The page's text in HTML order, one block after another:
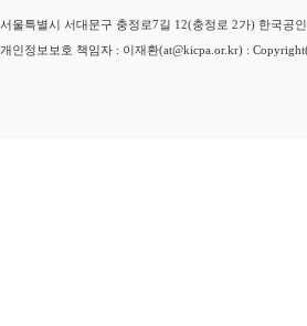
서울특별시 서대문구 충정로7길 12(충정로 2가) 한국공
개인정보보호 책임자 : 이재환(at@kicpa.or.kr) :